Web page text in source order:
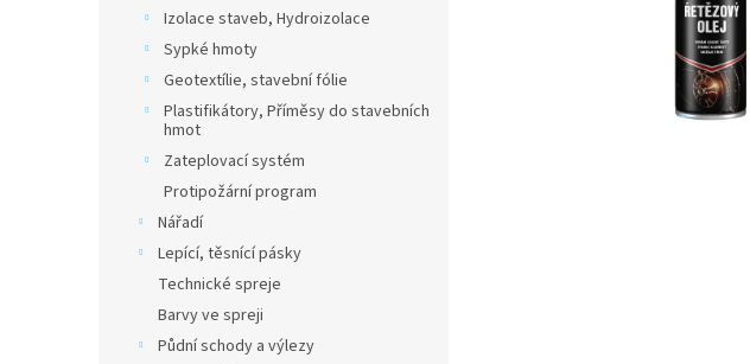
Izolace staveb, Hydroizolace
Sypké hmoty
Geotextílie, stavební fólie
Plastifikátory, Příměsy do stavebních
hmot
Zateplovací systém
Protipožární program
Nářadí
Lepící, těsnící pásky
Technické spreje
Barvy ve spreji
Půdní schody a výlezy